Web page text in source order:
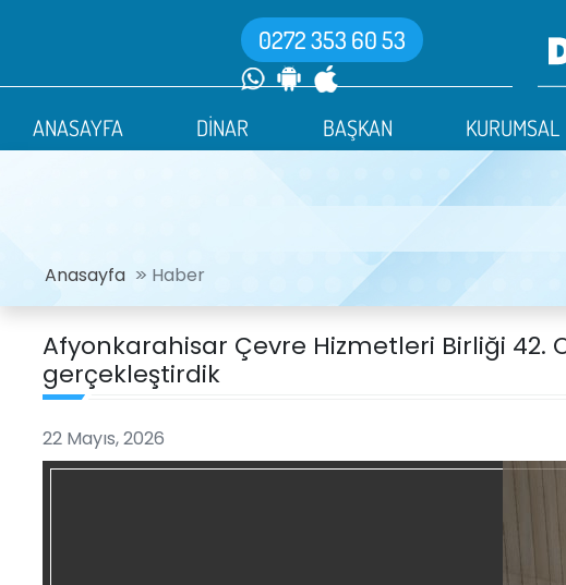
0272 353 60 53
ANASAYFA DİNAR BAŞKAN KURUMSAL
Anasayfa Haber
Afyonkarahisar Çevre Hizmetleri Birliği 42.
gerçekleştirdik
22 Mayıs, 2026